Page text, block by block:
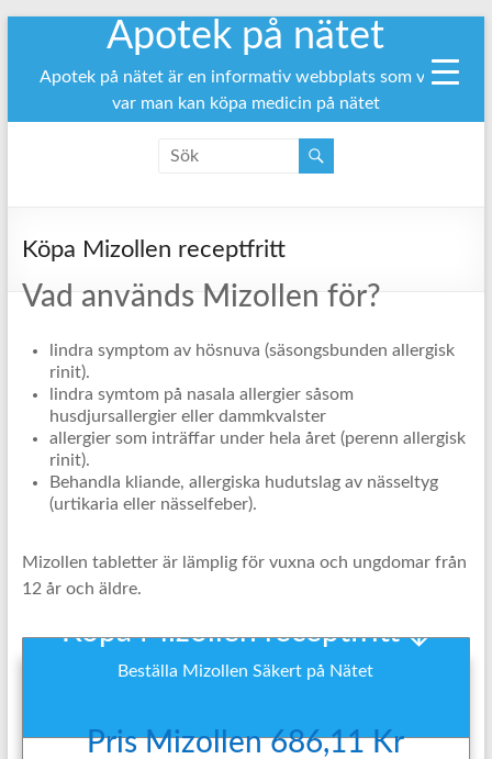
innehåll
Apotek på nätet
Apotek på nätet är en informativ webbplats som visar
var man kan köpa medicin på nätet
Köpa Mizollen receptfritt
Vad används Mizollen för?
lindra symptom av hösnuva (säsongsbunden allergisk
rinit).
lindra symtom på nasala allergier såsom
husdjursallergier eller dammkvalster
allergier som inträffar under hela året (perenn allergisk
rinit).
Behandla kliande, allergiska hudutslag av nässeltyg
(urtikaria eller nässelfeber).
Mizollen tabletter är lämplig för vuxna och ungdomar från
12 år och äldre.
Köpa Mizollen receptfritt ↓
Beställa Mizollen Säkert på Nätet
Pris Mizollen 686,11 Kr